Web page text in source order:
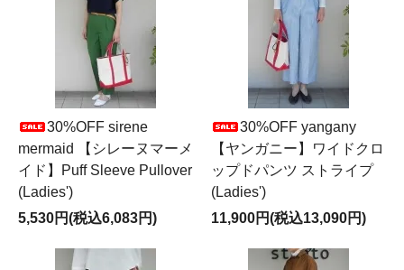
30%OFF sirene
mermaid 【シレーヌマーメ
イド】Puff Sleeve Pullover
(Ladies')
5,530円(税込6,083円)
30%OFF yangany
【ヤンガニー】ワイドクロ
ップドパンツ ストライプ
(Ladies')
11,900円(税込13,090円)